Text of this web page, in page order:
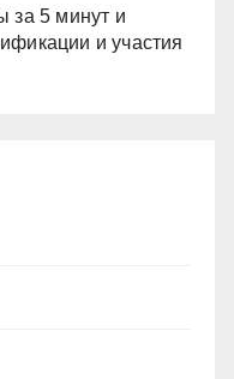
за 5 минут и
и участия